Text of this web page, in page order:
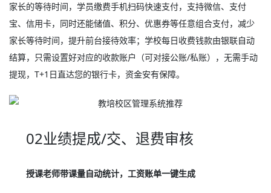
家长的等待时间，学员缴费手机扫码快速支付，支持微信、支付
宝、信用卡，同时还能储值、积分、优惠券等任意组合支付，减少
家长等待时间，提升前台接待效率；学校每日收费钱款由银联自动
结算，只需设置好对应的收款账户（可对接公账/私账），无需手动
提现，T+1日直达您的银行卡，资金安有保障。
02业绩提成/交、退费审核
授课老师带课量自动统计，工资账单一键生成